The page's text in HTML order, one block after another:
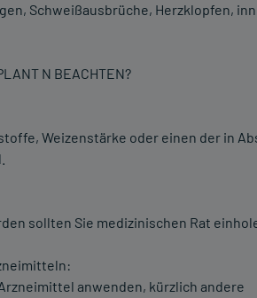
Schweißausbrüche, Herzklopfen,
N BEACHTEN?
Weizenstärke oder einen der in
sollten Sie medizinischen Rat
anwenden, kürzlich andere